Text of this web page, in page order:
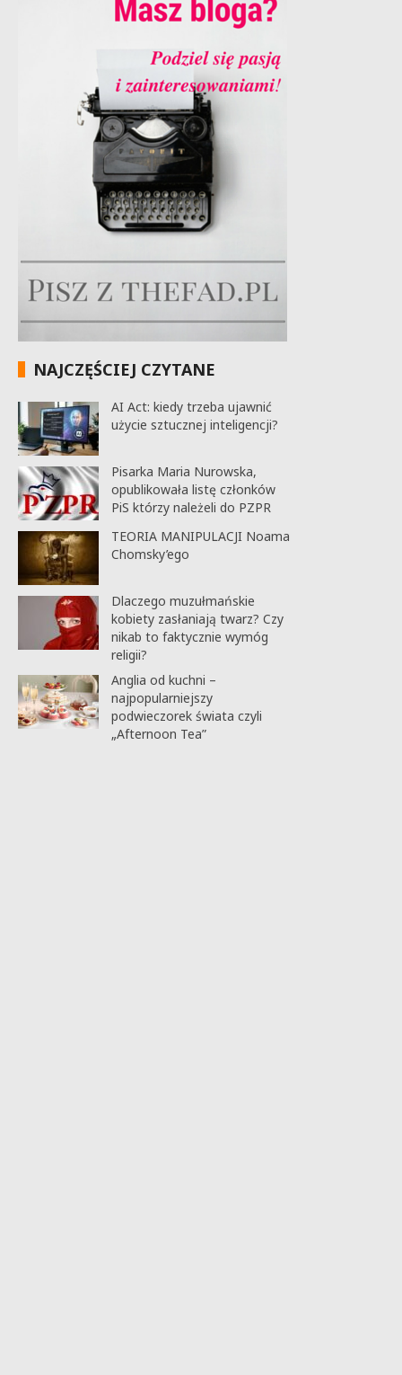
NAJCZĘŚCIEJ CZYTANE
AI Act: kiedy trzeba ujawnić
użycie sztucznej inteligencji?
Pisarka Maria Nurowska,
opublikowała listę członków
PiS którzy należeli do PZPR
TEORIA MANIPULACJI Noama
Chomsky’ego
Dlaczego muzułmańskie
kobiety zasłaniają twarz? Czy
nikab to faktycznie wymóg
religii?
Anglia od kuchni –
najpopularniejszy
podwieczorek świata czyli
„Afternoon Tea”